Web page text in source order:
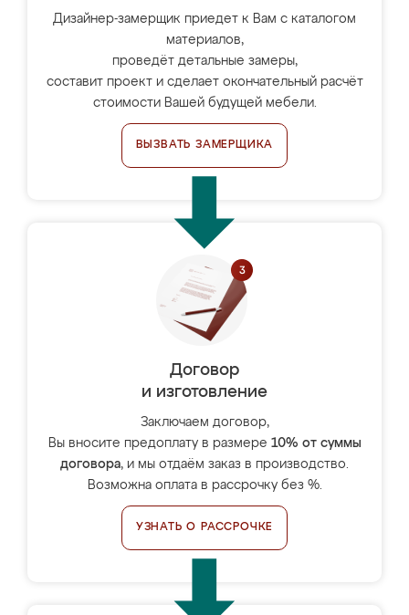
Дизайнер-замерщик приедет к Вам с каталогом
материалов,
проведёт детальные замеры,
составит проект и сделает окончательный расчёт
стоимости Вашей будущей мебели.
ВЫЗВАТЬ ЗАМЕРЩИКА
Договор
и изготовление
Заключаем договор,
Вы вносите предоплату в размере 10% от суммы
договора, и мы отдаём заказ в производство.
Возможна оплата в рассрочку без %.
УЗНАТЬ О РАССРОЧКЕ